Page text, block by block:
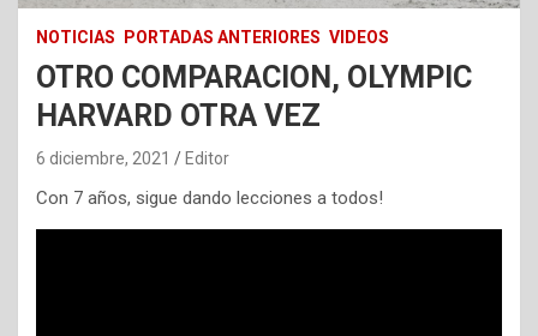
NOTICIAS PORTADAS ANTERIORES VIDEOS
OTRO COMPARACION, OLYMPIC
HARVARD OTRA VEZ
6 diciembre, 2021 Editor
Con 7 años, sigue dando lecciones a todos!